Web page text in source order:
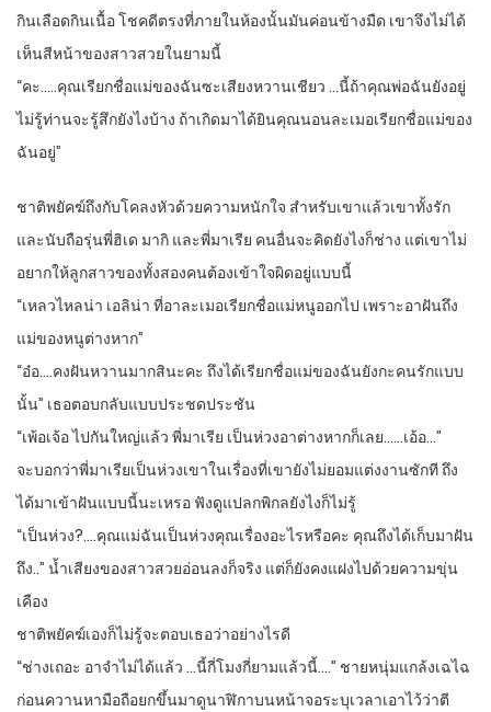
กินเลือดกินเนื้อ โชคดีตรงที่ภายในห้องนั้นมันค่อนข้างมืด เขาจึงไม่ได้
เห็นสีหน้าของสาวสวยในยามนี้
“คะ…..คุณเรียกชื่อแม่ของฉันซะเสียงหวานเชียว …นี้ถ้าคุณพ่อฉันยังอยู่
ไม่รู้ท่านจะรู้สึกยังไงบ้าง ถ้าเกิดมาได้ยินคุณนอนละเมอเรียกชื่อแม่ของ
ฉันอยู่”
ชาติพยัคฆ์ถึงกับโคลงหัวด้วยความหนักใจ สำหรับเขาแล้วเขาทั้งรัก
และนับถือรุ่นพี่ฮิเด มากิ และพี่มาเรีย คนอื่นจะคิดยังไงก็ช่าง แต่เขาไม่
อยากให้ลูกสาวของทั้งสองคนต้องเข้าใจผิดอยู่แบบนี้
“เหลวไหลน่า เอลิน่า ที่อาละเมอเรียกชื่อแม่หนูออกไป เพราะอาฝันถึง
แม่ของหนูต่างหาก”
“อ๋อ….คงฝันหวานมากสินะคะ ถึงได้เรียกชื่อแม่ของฉันยังกะคนรักแบบ
นั้น” เธอตอบกลับแบบประชดประชัน
“เพ้อเจ้อ ไปกันใหญ่แล้ว พี่มาเรีย เป็นห่วงอาต่างหากก็เลย……เอ้อ…”
จะบอกว่าพี่มาเรียเป็นห่วงเขาในเรื่องที่เขายังไม่ยอมแต่งงานซักที ถึง
ได้มาเข้าฝันแบบนี้นะเหรอ ฟังดูแปลกพิกลยังไงก็ไม่รู้
“เป็นห่วง?….คุณแม่ฉันเป็นห่วงคุณเรื่องอะไรหรือคะ คุณถึงได้เก็บมาฝัน
ถึง..” น้ำเสียงของสาวสวยอ่อนลงก็จริง แต่ก็ยังคงแฝงไปด้วยความขุ่น
เคือง
ชาติพยัคฆ์เองก็ไม่รู้จะตอบเธอว่าอย่างไรดี
“ช่างเถอะ อาจำไม่ได้แล้ว …นี้กี่โมงกี่ยามแล้วนี้….” ชายหนุ่มแกล้งเฉไฉ
ก่อนควานหามือถือยกขึ้นมาดูนาฬิกาบนหน้าจอระบุเวลาเอาไว้ว่าตี